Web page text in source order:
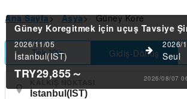
Ana Sayfa> Asya> Güney Kore
Tek Yön Gidiş-Dönüş
KALKIŞ NOKTASI
Güney Koregitmek için uçuş Tavsiye
2026/11/05
İstanbul(IST)
2026/
Seul
TRY29,855～ 2026/08/07